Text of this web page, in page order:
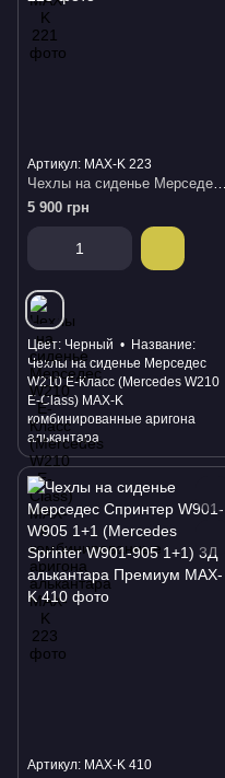
Артикул: MAX-K 223
5 900 грн
Цвет Черный
Название
Чехлы на сиденье Мерседес
W210 Е-Класс (Mercedes W210
E-Class) MAX-K
комбинированные аригона
алькантара
Артикул: MAX-K 410